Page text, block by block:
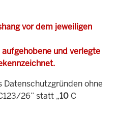
vor dem jeweiligen
und verlegte
Datenschutzgründen ohne
26” statt „10 C